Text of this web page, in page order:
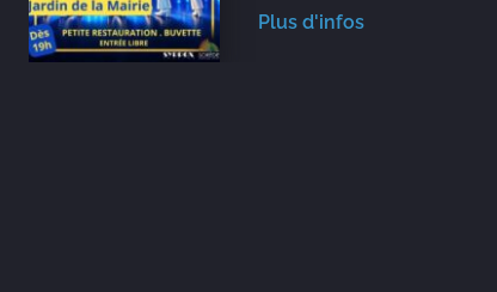
Plus d'infos